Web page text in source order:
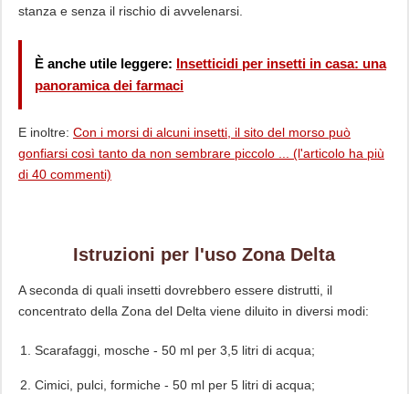
stanza e senza il rischio di avvelenarsi.
È anche utile leggere: Insetticidi per insetti in casa: una
panoramica dei farmaci
E inoltre: Con i morsi di alcuni insetti, il sito del morso può
gonfiarsi così tanto da non sembrare piccolo ... (l'articolo ha più
di 40 commenti)
Istruzioni per l'uso Zona Delta
A seconda di quali insetti dovrebbero essere distrutti, il
concentrato della Zona del Delta viene diluito in diversi modi:
Scarafaggi, mosche - 50 ml per 3,5 litri di acqua;
Cimici, pulci, formiche - 50 ml per 5 litri di acqua;